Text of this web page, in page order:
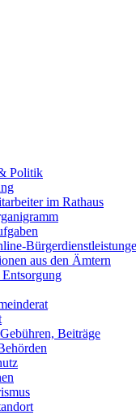
Politik
im Rathaus
aus den Ämtern
Beiträge